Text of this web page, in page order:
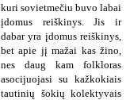
kuri sovietmečiu buvo labai
įdomus reiškinys. Jis ir
dabar yra įdomus reiškinys,
bet apie jį mažai kas žino,
nes daug kam folkloras
asocijuojasi su kažkokiais
tautinių šokių kolektyvais